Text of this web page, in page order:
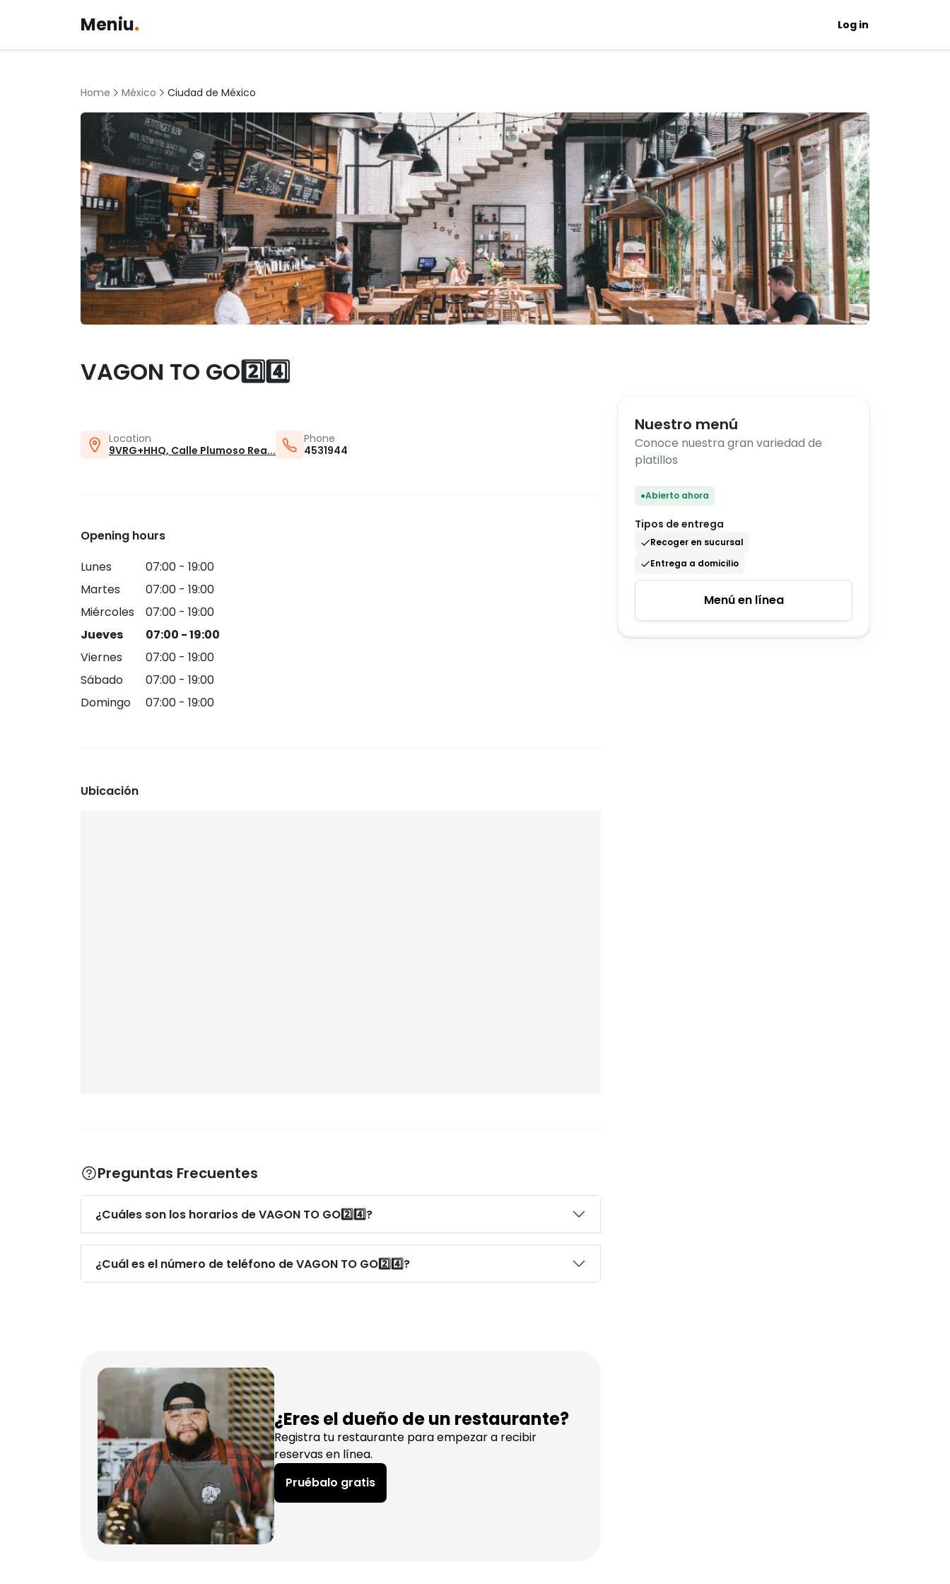
Meniu. Log in
Home México Ciudad de México
VAGON TO GO2️⃣4️⃣
Nuestro menú
Conoce nuestra gran variedad de
platillos
●Abierto ahora
Tipos de entrega
Recoger en sucursal
Entrega a domicilio
Menú en línea
Location
9VRG+HHQ, Calle Plumoso Rea...
Phone
4531944
Opening hours
Lunes
07:00 - 19:00
Martes
07:00 - 19:00
Miércoles
07:00 - 19:00
Jueves
07:00 - 19:00
Viernes
07:00 - 19:00
Sábado
07:00 - 19:00
Domingo
07:00 - 19:00
Ubicación
Preguntas Frecuentes
¿Cuáles son los horarios de VAGON TO GO2️⃣4️⃣?
¿Cuál es el número de teléfono de VAGON TO GO2️⃣4️⃣?
¿Eres el dueño de un restaurante?
Registra tu restaurante para empezar a recibir
reservas en línea.
Pruébalo gratis